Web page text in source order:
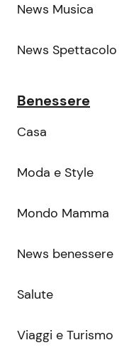
News Musica
News Spettacolo
Benessere
Casa
Moda e Style
Mondo Mamma
News benessere
Salute
Viaggi e Turismo